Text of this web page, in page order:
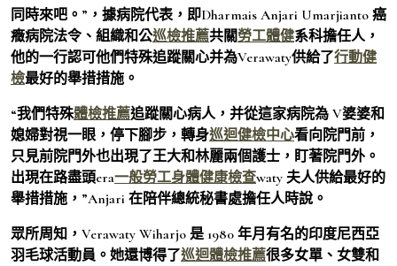
同時來吧。”，據病院代表，即Dharmais Anjari Umarjianto 癌
癥病院法令、組織和公巡檢推薦共關勞工體健系科擔任人，
他的一行認可他們特殊追蹤關心并為Verawaty供給了行動健
檢最好的舉措措施。
“我們特殊體檢推薦追蹤關心病人，并從這家病院為 V婆婆和
媳婦對視一眼，停下腳步，轉身巡迴健檢中心看向院門前，
只見前院門外也出現了王大和林麗兩個護士，盯著院門外。
出現在路盡頭era一般勞工身體健康檢查waty 夫人供給最好的
舉措措施，”Anjari 在陪伴總統秘書處擔任人時說。
眾所周知，Verawaty Wiharjo 是 1980 年月有名的印度尼西亞
羽毛球活動員。她還博得了巡迴體檢推薦很多女單、女雙和